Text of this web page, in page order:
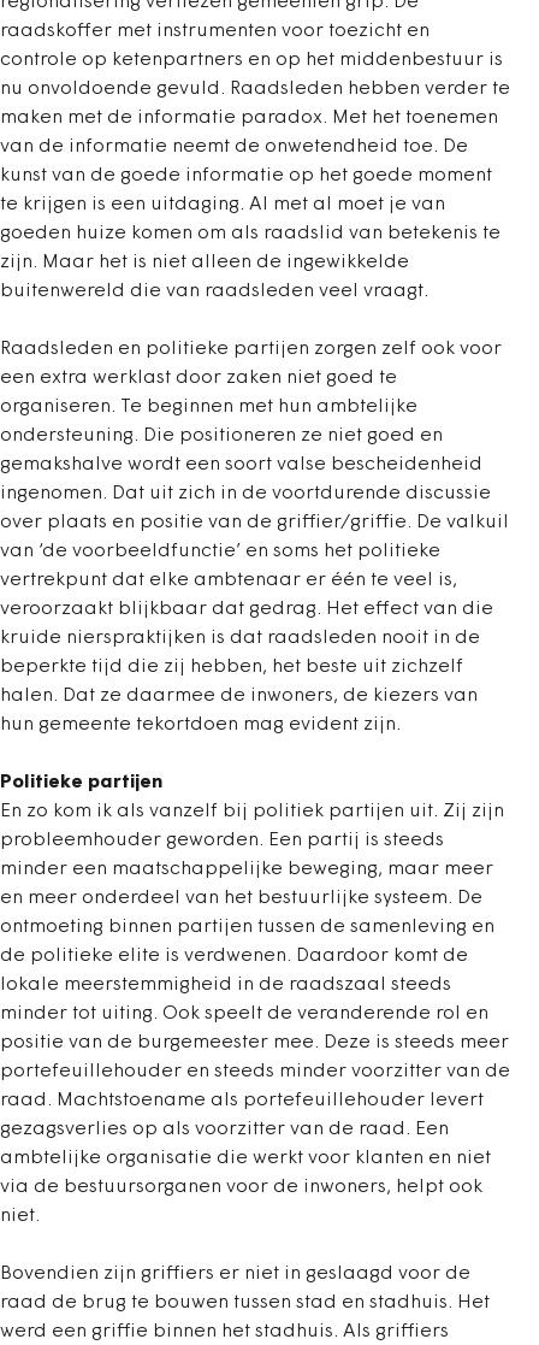
raadskoffer met instrumenten voor toezicht en
controle op ketenpartners en op het middenbestuur is
nu onvoldoende gevuld. Raadsleden hebben verder te
maken met de informatie paradox. Met het toenemen
van de informatie neemt de onwetendheid toe. De
kunst van de goede informatie op het goede moment
te krijgen is een uitdaging. Al met al moet je van
goeden huize komen om als raadslid van betekenis te
zijn. Maar het is niet alleen de ingewikkelde
buitenwereld die van raadsleden veel vraagt.
Raadsleden en politieke partijen zorgen zelf ook voor
een extra werklast door zaken niet goed te
organiseren. Te beginnen met hun ambtelijke
ondersteuning. Die positioneren ze niet goed en
gemakshalve wordt een soort valse bescheidenheid
ingenomen. Dat uit zich in de voortdurende discussie
over plaats en positie van de griffier/griffie. De valkuil
van ‘de voorbeeldfunctie’ en soms het politieke
vertrekpunt dat elke ambtenaar er één te veel is,
veroorzaakt blijkbaar dat gedrag. Het effect van die
kruide nierspraktijken is dat raadsleden nooit in de
beperkte tijd die zij hebben, het beste uit zichzelf
halen. Dat ze daarmee de inwoners, de kiezers van
hun gemeente tekortdoen mag evident zijn.
Politieke partijen
En zo kom ik als vanzelf bij politiek partijen uit. Zij zijn
probleemhouder geworden. Een partij is steeds
minder een maatschappelijke beweging, maar meer
en meer onderdeel van het bestuurlijke systeem. De
ontmoeting binnen partijen tussen de samenleving en
de politieke elite is verdwenen. Daardoor komt de
lokale meerstemmigheid in de raadszaal steeds
minder tot uiting. Ook speelt de veranderende rol en
positie van de burgemeester mee. Deze is steeds meer
portefeuillehouder en steeds minder voorzitter van de
raad. Machtstoename als portefeuillehouder levert
gezagsverlies op als voorzitter van de raad. Een
ambtelijke organisatie die werkt voor klanten en niet
via de bestuursorganen voor de inwoners, helpt ook
niet.
Bovendien zijn griffiers er niet in geslaagd voor de
raad de brug te bouwen tussen stad en stadhuis. Het
werd een griffie binnen het stadhuis. Als griffiers